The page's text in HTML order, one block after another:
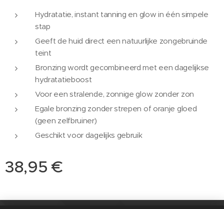
Hydratatie, instant tanning en glow in één simpele
stap
Geeft de huid direct een natuurlijke zongebruinde
teint
Bronzing wordt gecombineerd met een dagelijkse
hydratatieboost
Voor een stralende, zonnige glow zonder zon
Egale bronzing zonder strepen of oranje gloed
(geen zelfbruiner)
Geschikt voor dagelijks gebruik
38,95 €